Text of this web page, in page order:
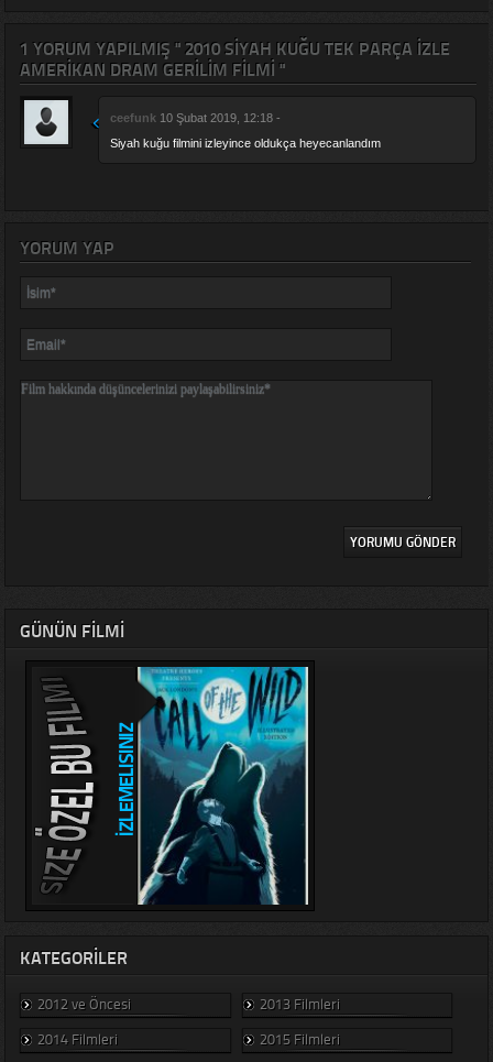
1 YORUM YAPILMIŞ " 2010 SIYAH KUĞU TEK PARÇA IZLE
AMERIKAN DRAM GERILIM FILMI "
ceefunk 10 Şubat 2019, 12:18 -
Siyah kuğu filmini izleyince oldukça heyecanlandım
YORUM YAP
GÜNÜN FILMI
KATEGORILER
2012 ve Öncesi
2013 Filmleri
2014 Filmleri
2015 Filmleri